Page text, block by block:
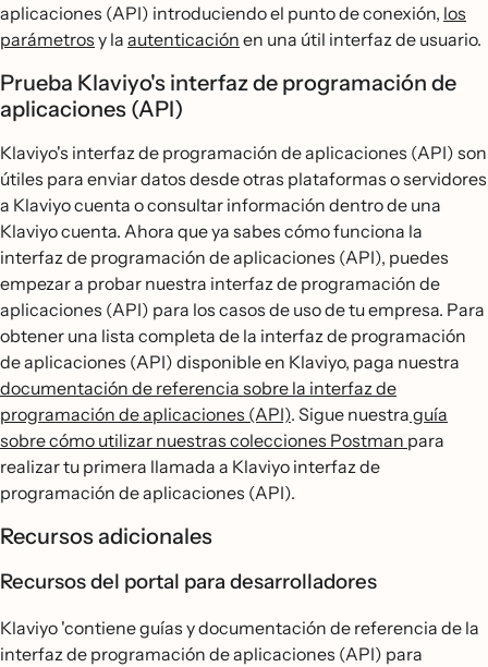
aplicaciones (API) introduciendo el punto de conexión, los
parámetros y la autenticación en una útil interfaz de usuario.
Prueba Klaviyo's interfaz de programación de
aplicaciones (API)
Klaviyo's interfaz de programación de aplicaciones (API) son
útiles para enviar datos desde otras plataformas o servidores
a Klaviyo cuenta o consultar información dentro de una
Klaviyo cuenta. Ahora que ya sabes cómo funciona la
interfaz de programación de aplicaciones (API), puedes
empezar a probar nuestra interfaz de programación de
aplicaciones (API) para los casos de uso de tu empresa. Para
obtener una lista completa de la interfaz de programación
de aplicaciones (API) disponible en Klaviyo, paga nuestra
documentación de referencia sobre la interfaz de
programación de aplicaciones (API). Sigue nuestra guía
sobre cómo utilizar nuestras colecciones Postman para
realizar tu primera llamada a Klaviyo interfaz de
programación de aplicaciones (API).
Recursos adicionales
Recursos del portal para desarrolladores
Klaviyo 'contiene guías y documentación de referencia de la
interfaz de programación de aplicaciones (API) para